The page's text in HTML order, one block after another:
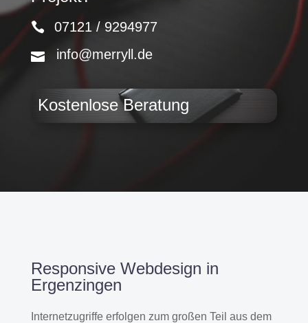
07121 / 9294977
info@merryll.de
Kostenlose Beratung
Responsive Webdesign in
Ergenzingen
Internetzugriffe erfolgen zum großen Teil aus dem